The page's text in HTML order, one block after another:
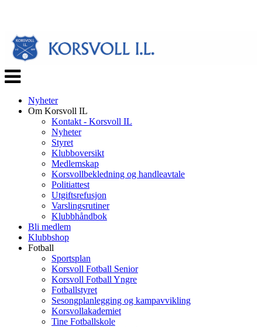
Veksle
navigasjon
Nyheter
Om Korsvoll IL
Kontakt - Korsvoll IL
Nyheter
Styret
Klubboversikt
Medlemskap
Korsvollbekledning og handleavtale
Politiattest
Utgiftsrefusjon
Varslingsrutiner
Klubbhåndbok
Bli medlem
Klubbshop
Fotball
Sportsplan
Korsvoll Fotball Senior
Korsvoll Fotball Yngre
Fotballstyret
Sesongplanlegging og kampavvikling
Korsvollakademiet
Tine Fotballskole